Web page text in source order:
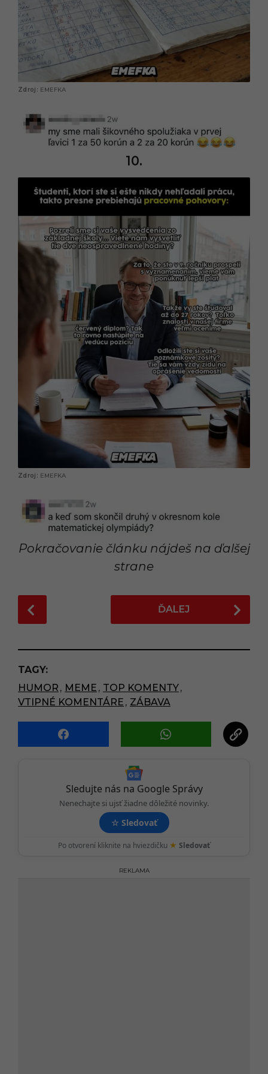
EMEFKA
10.
EMEFKA
Pokračovanie článku nájdeš na ďalšej
strane
o
t
P
a
g
i
n
a
ĎALEJ
TAGY:
HUMOR , MEME , TOP KOMENTY,
VTIPNÉ KOMENTÁRE , ZÁBAVA
Sledujte nás na Google Správy
Nenechajte si ujsť žiadne dôležité novinky.
☆ Sledovať
Po otvorení kliknite na hviezdičku ★ Sledovať
REKLAMA